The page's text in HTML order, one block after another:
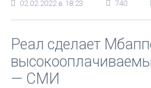
02.02.2022 в 18:23 740
Реал сделает
— СМИ